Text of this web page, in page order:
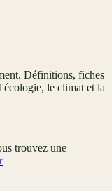
Définitions, fiches
le climat et la
trouvez une